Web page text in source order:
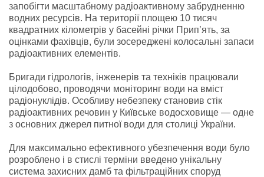
запобігти масштабному радіоактивному забрудненню
водних ресурсів. На території площею 10 тисяч
квадратних кілометрів у басейні річки Прип’ять, за
оцінками фахівців, були зосереджені колосальні запаси
радіоактивних елементів.
Бригади гідрологів, інженерів та техніків працювали
цілодобово, проводячи моніторинг води на вміст
радіонуклідів. Особливу небезпеку становив стік
радіоактивних речовин у Київське водосховище — одне
з основних джерел питної води для столиці України.
Для максимально ефективного убезпечення води було
розроблено і в стислі терміни введено унікальну
система захисних дамб та фільтраційних споруд